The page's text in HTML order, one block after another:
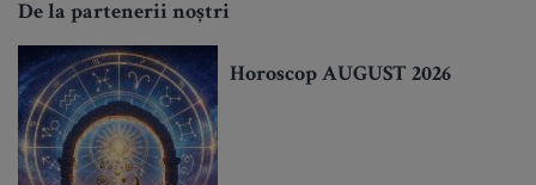
De la partenerii noștri
Horoscop AUGUST 2026